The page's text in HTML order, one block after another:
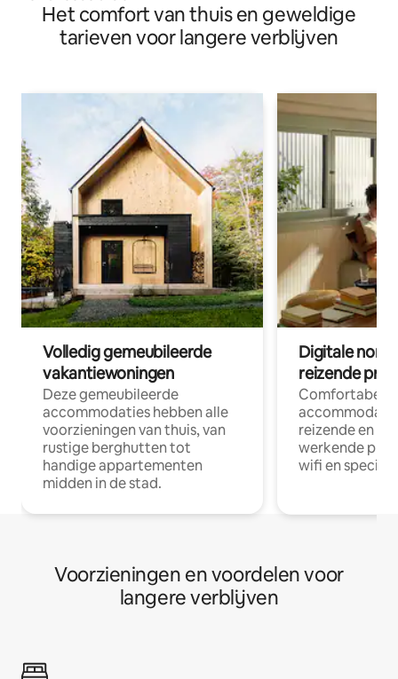
Het comfort van thuis en geweldige
tarieven voor langere verblijven
Volledig gemeubileerde
vakantiewoningen
Deze gemeubileerde
accommodaties hebben alle
voorzieningen van thuis, van
rustige berghutten tot
handige appartementen
midden in de stad.
Digitale
reizende
Comfortabele
reizende en
werkende
wifi en
Voorzieningen en voordelen voor
langere verblijven